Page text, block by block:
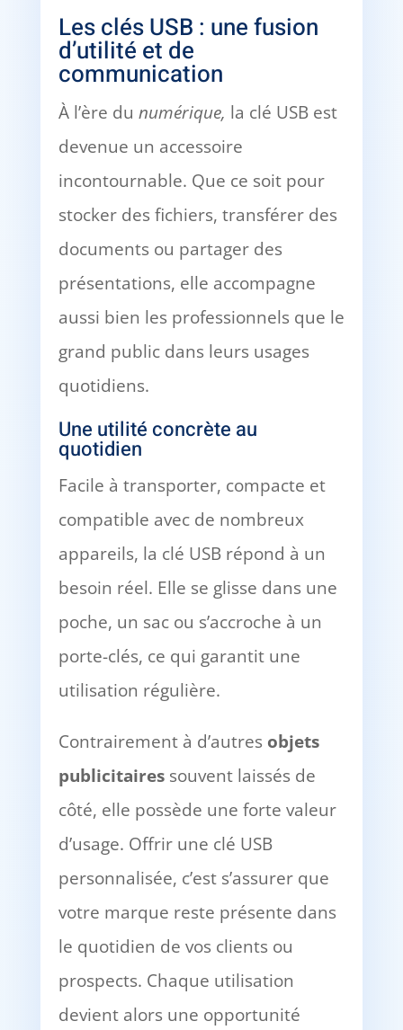
Les clés USB : une fusion
d’utilité et de
communication
À l’ère du numérique, la clé USB est
devenue un accessoire
incontournable. Que ce soit pour
stocker des fichiers, transférer des
documents ou partager des
présentations, elle accompagne
aussi bien les professionnels que le
grand public dans leurs usages
quotidiens.
Une utilité concrète au
quotidien
Facile à transporter, compacte et
compatible avec de nombreux
appareils, la clé USB répond à un
besoin réel. Elle se glisse dans une
poche, un sac ou s’accroche à un
porte-clés, ce qui garantit une
utilisation régulière.
Contrairement à d’autres objets
publicitairessouvent laissés de
côté, elle possède une forte valeur
d’usage. Offrir une clé USB
personnalisée, c’est s’assurer que
votre marque reste présente dans
le quotidien de vos clients ou
prospects. Chaque utilisation
devient alors une opportunité